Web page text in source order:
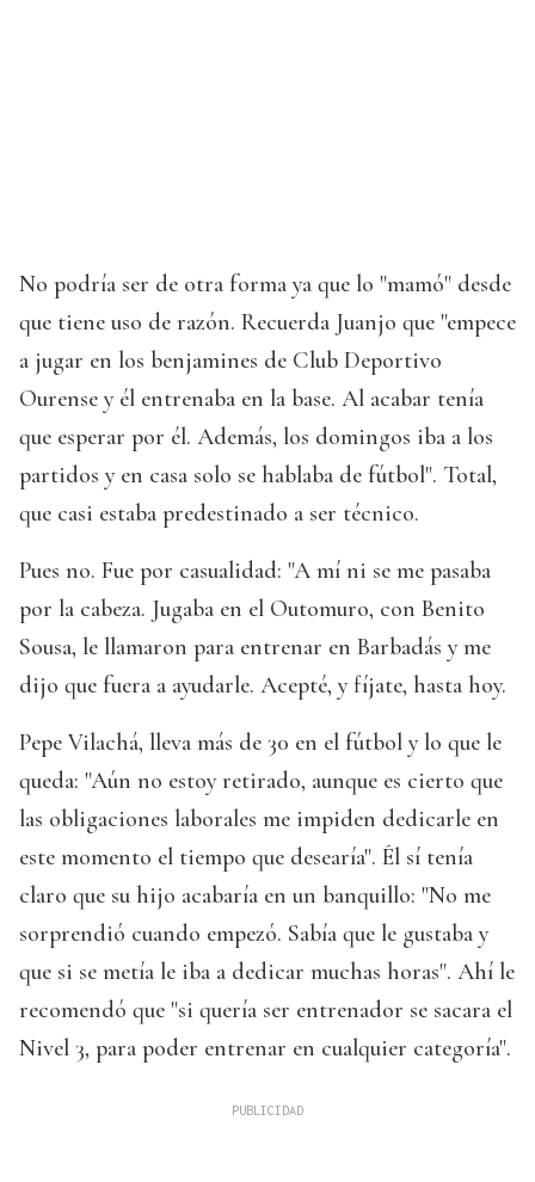
No podría ser de otra forma ya que lo "mamó" desde
que tiene uso de razón. Recuerda Juanjo que "empece
a jugar en los benjamines de Club Deportivo
Ourense y él entrenaba en la base. Al acabar tenía
que esperar por él. Además, los domingos iba a los
partidos y en casa solo se hablaba de fútbol". Total,
que casi estaba predestinado a ser técnico.
Pues no. Fue por casualidad: "A mí ni se me pasaba
por la cabeza. Jugaba en el Outomuro, con Benito
Sousa, le llamaron para entrenar en Barbadás y me
dijo que fuera a ayudarle. Acepté, y fíjate, hasta hoy.
Pepe Vilachá, lleva más de 30 en el fútbol y lo que le
queda: "Aún no estoy retirado, aunque es cierto que
las obligaciones laborales me impiden dedicarle en
este momento el tiempo que desearía". Él sí tenía
claro que su hijo acabaría en un banquillo: "No me
sorprendió cuando empezó. Sabía que le gustaba y
que si se metía le iba a dedicar muchas horas". Ahí le
recomendó que "si quería ser entrenador se sacara el
Nivel 3, para poder entrenar en cualquier categoría".